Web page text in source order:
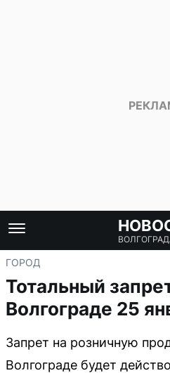
ГОРОД
Тотальный
Волгограде 25
Запрет на розничную
Волгограде будет